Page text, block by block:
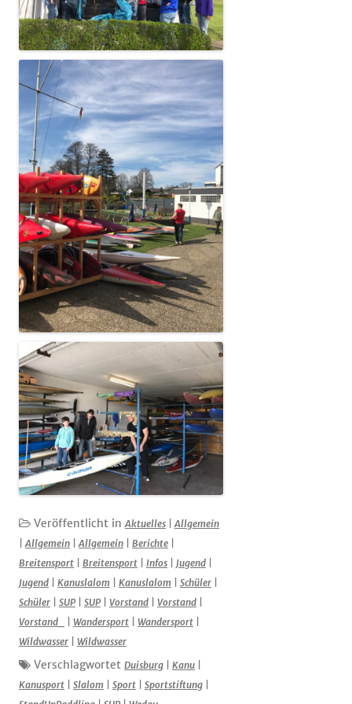
Veröffentlicht inAktuelles |Allgemein
|Allgemein |Allgemein Berichte
Breitensport
Breitensport Infos Jugend
Jugend
Kanuslalom Kanuslalom Schüler
Schüler
SUP| SUP| Vorstand Vorstand
Vorstand_
Wandersport Wandersport
Wildwasser
Wildwasser
Verschlagwortet Duisburg Kanu
Kanusport
Slalom Sport Sportstiftung